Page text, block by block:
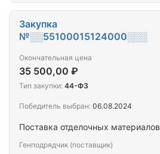
Поставка отделочных материалов
Генподрядчик (поставщик)
Закупка
№░░55100015124000░░░
Окончательная цена
35 500,00 ₽
Тип закупки: 44-ФЗ
Победитель выбран: 06.08.2024